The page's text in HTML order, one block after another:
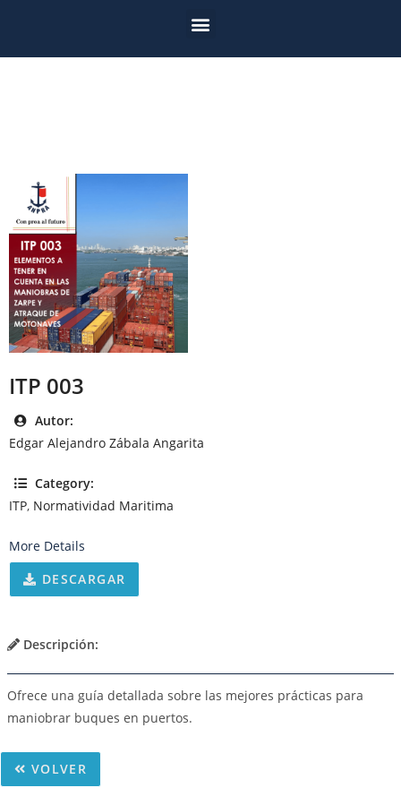
ITP 003
Autor:
Edgar Alejandro Zábala Angarita
Category:
ITP, Normatividad Maritima
More Details
DESCARGAR
Descripción:
Ofrece una guía detallada sobre las mejores prácticas para
maniobrar buques en puertos.
VOLVER